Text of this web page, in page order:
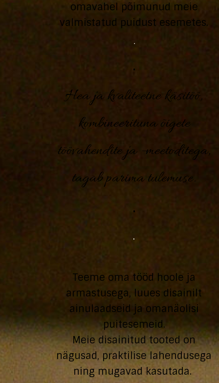
omavahel põimunud meie
valmistatud puidust esemetes.
·
·
Hea ja kvaliteetne käsitöö,
kombineerituna õigete
töövahendite ja –meetoditega,
tagab parima tulemuse.
·
·
Teeme oma tööd hoole ja
armastusega, luues disainilt
ainulaadseid ja omanäolisi
puitesemeid.
Meie disainitud tooted on
nägusad, praktilise lahendusega
ning mugavad kasutada.